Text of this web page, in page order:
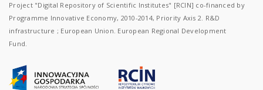
Project "Digital Repository of Scientific Institutes" [RCIN] co-financed by
Programme Innovative Economy, 2010-2014, Priority Axis 2. R&D
infrastructure ; European Union. European Regional Development
Fund.